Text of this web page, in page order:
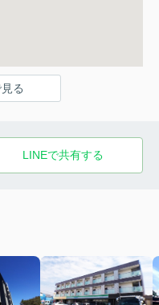
る
LINEで共有する